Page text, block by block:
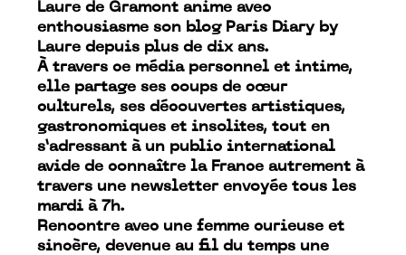
Laure de Gramont anime avec
enthousiasme son blog Paris Diary by
Laure depuis plus de dix ans.
À travers ce média personnel et intime,
elle partage ses coups de cœur
culturels, ses découvertes artistiques,
gastronomiques et insolites, tout en
s’adressant à un public international
avide de connaître la France autrement à
travers une newsletter envoyée tous les
mardi à 7h.
Rencontre avec une femme curieuse et
sincère, devenue au fil du temps une